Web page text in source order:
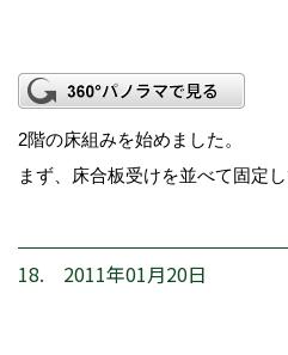
2階の床組みを始めました。
まず、床合板受けを並べて固定し
18. 2011年01月20日